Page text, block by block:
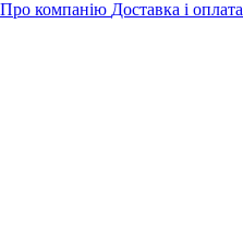
Про компанію Доставка і оплата